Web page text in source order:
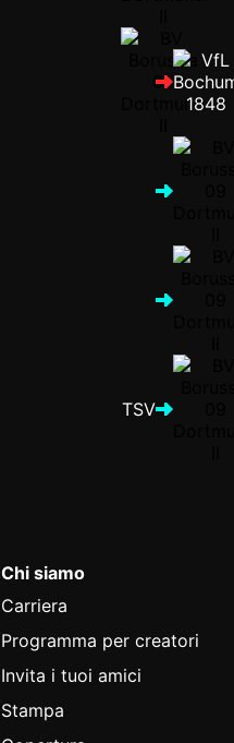
TSV
Chi siamo
Carriera
Programma per creatori
Invita i tuoi amici
Stampa